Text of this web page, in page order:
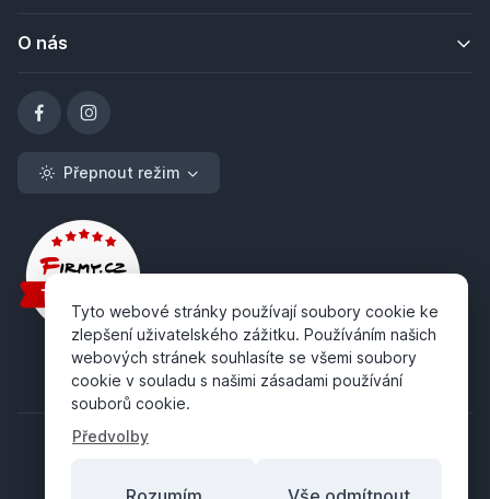
O nás
Přepnout režim
Tyto webové stránky používají soubory cookie ke
zlepšení uživatelského zážitku. Používáním našich
webových stránek souhlasíte se všemi soubory
cookie v souladu s našimi zásadami používání
souborů cookie.
Předvolby